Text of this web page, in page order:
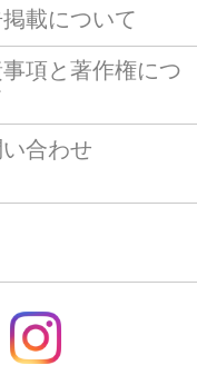
載について
項と著作権につ
合わせ